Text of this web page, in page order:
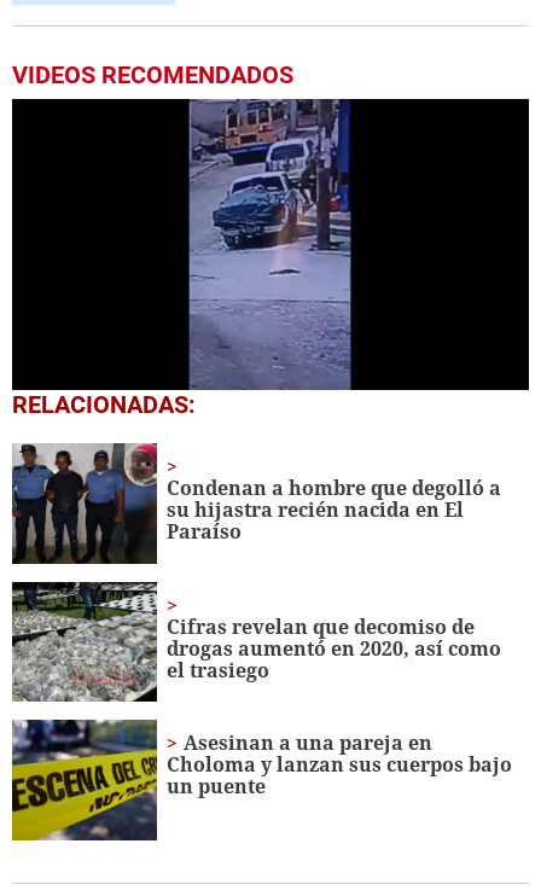
VIDEOS RECOMENDADOS
0
seconds
25
seconds
RELACIONADAS:
Condenan a hombre que degolló a
su hijastra recién nacida en El
Paraíso
Cifras revelan que decomiso de
drogas aumentó en 2020, así como
el trasiego
Asesinan a una pareja en
Choloma y lanzan sus cuerpos bajo
un puente